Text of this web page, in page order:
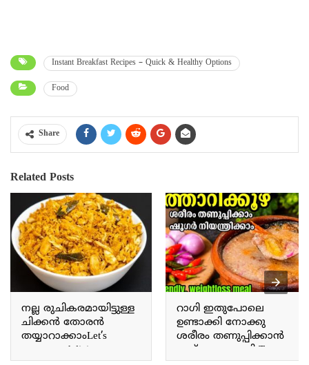
Instant Breakfast Recipes – Quick & Healthy Options
Food
Share
Related Posts
നല്ല രുചികരമായിട്ടുള്ള
ചിക്കൻ തോരൻ
തയ്യാറാക്കാംLet’s
prepare a delicious
റാഗി ഇതുപോലെ
ഉണ്ടാക്കി നോക്കു
ശരീരം തണുപ്പിക്കാൻ
ഇത് മാത്രം മതി Try